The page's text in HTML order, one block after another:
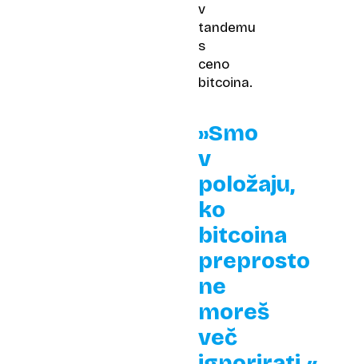
v
tandemu
s
ceno
bitcoina.
»Smo
v
položaju,
ko
bitcoina
preprosto
ne
moreš
več